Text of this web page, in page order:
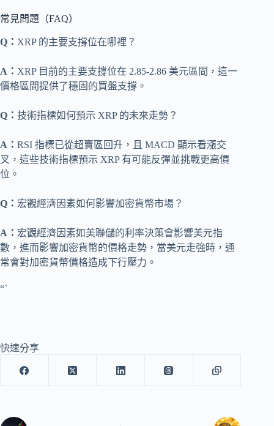
常見問題（FAQ）
Q： XRP 的主要支撐位在哪裡？
A： XRP 目前的主要支撐位在 2.85-2.86 美元區間，這一
價格區間提供了穩固的買盤支撐。
Q： 技術指標如何預示 XRP 的未來走勢？
A： RSI 指標已從超賣區回升，且 MACD 顯示看漲交
叉，這些技術指標預示 XRP 有可能反彈並挑戰更高價
位。
Q： 宏觀經濟因素如何影響加密貨幣市場？
A： 宏觀經濟因素如美聯儲的利率決策會影響美元指
數，進而影響加密貨幣的價格走勢，當美元走強時，通
常會對加密貨幣價格造成下行壓力。
“`
快速分享